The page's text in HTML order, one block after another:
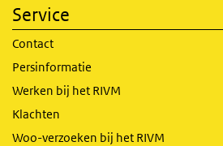
Service
Contact
Persinformatie
Werken bij het RIVM
Klachten
Woo-verzoeken bij het RIVM